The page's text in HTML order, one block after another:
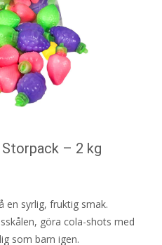
– 2 kg
en syrlig, fruktig smak.
göra cola-shots med
som barn igen.